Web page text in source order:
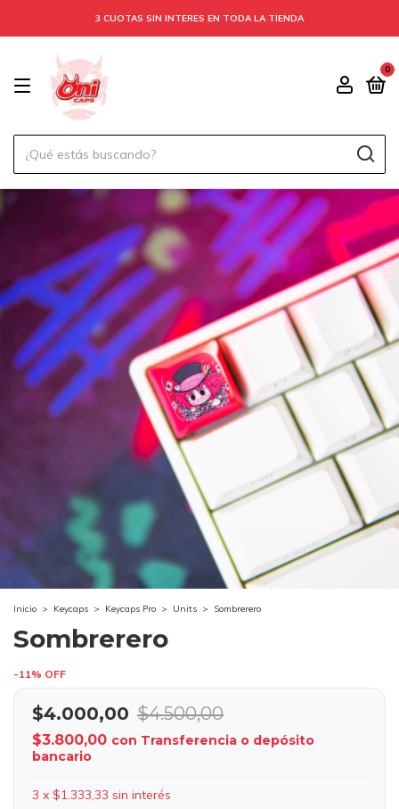
3 CUOTAS SIN INTERES EN TODA LA TIENDA
0
Inicio > Keycaps > Keycaps Pro > Units > Sombrerero
Sombrerero
-11% OFF
$4.000,00 $4.500,00
$3.800,00 con Transferencia o depósito
bancario
3 x $1.333,33 sin interés